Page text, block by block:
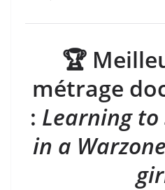
🏆
métrage
: Learning
in a